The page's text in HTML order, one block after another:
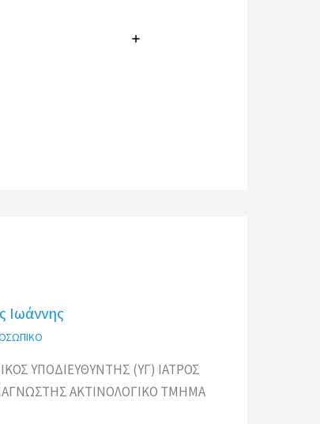
Ιωάννης
ΥΠΟΔΙΕΥΘΥΝΤΗΣ (ΥΓ) ΙΑΤΡΟΣ
ΑΚΤΙΝΟΛΟΓΙΚΟ ΤΜΗΜΑ